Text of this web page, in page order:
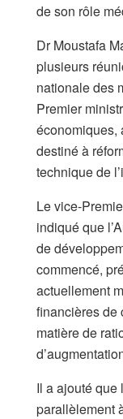
de son rôle
Dr Moustafa
plusieurs
nationale des
Premier
économiques,
destiné à
technique de
Le vice-
indiqué que
de
commencé,
actuellement
financières de
matière de
Il a ajouté
parallèlement